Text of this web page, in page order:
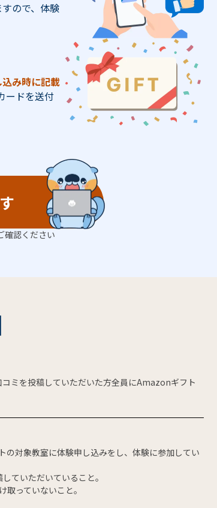
ので、体験
み時に記載
ードを送付
確認ください
ミを投稿していただいた方全員にAmazonギフト
対象教室に体験申し込みをし、体験に参加してい
ていただいていること。
っていないこと。